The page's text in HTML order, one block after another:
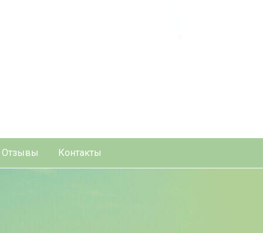
Отзывы Контакты